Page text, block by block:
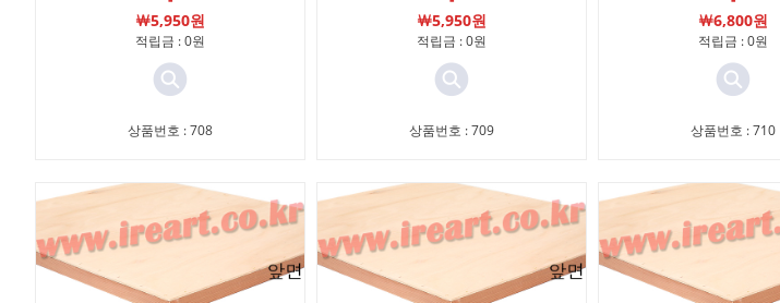
￦5,950원
적립금 : 0원
상품번호 : 708
￦5,950원
적립금 : 0원
상품번호 : 709
￦6,800원
적립금 : 0원
상품번호 : 710